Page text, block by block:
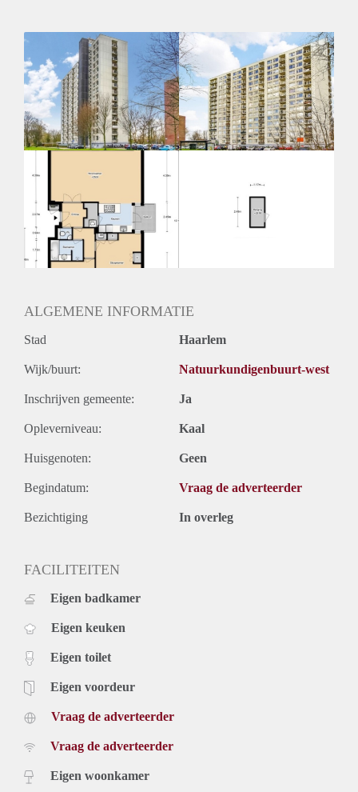
Huisdieren toegestaan: Afhankelijk van de Eigenaar
Huurtoeslag grens: Nee
Geschikt voor studenten: Afhankelijk van de Eigenaar
ALGEMENE INFORMATIE
Stad Haarlem
Wijk/buurt: Natuurkundigenbuurt-west
Inschrijven gemeente: Ja
Opleverniveau: Kaal
Huisgenoten: Geen
Begindatum: Vraag de adverteerder
Bezichtiging In overleg
FACILITEITEN
Eigen badkamer
Eigen keuken
Eigen toilet
Eigen voordeur
Vraag de adverteerder
Vraag de adverteerder
Eigen woonkamer